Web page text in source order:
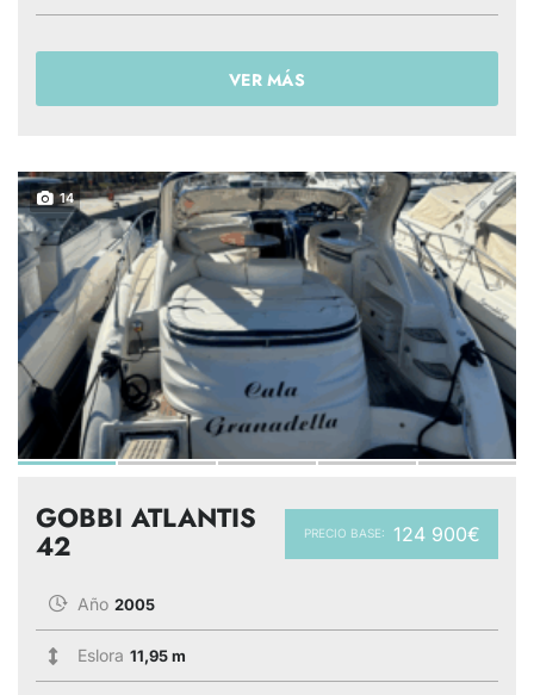
VER MÁS
14
PRECIO BASE: 124 900€
GOBBI ATLANTIS
42
Año 2005
Eslora 11,95 m